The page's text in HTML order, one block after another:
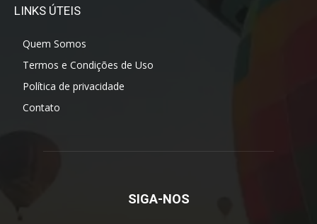
LINKS ÚTEIS
Quem Somos
Termos e Condições de Uso
Política de privacidade
Contato
SIGA-NOS